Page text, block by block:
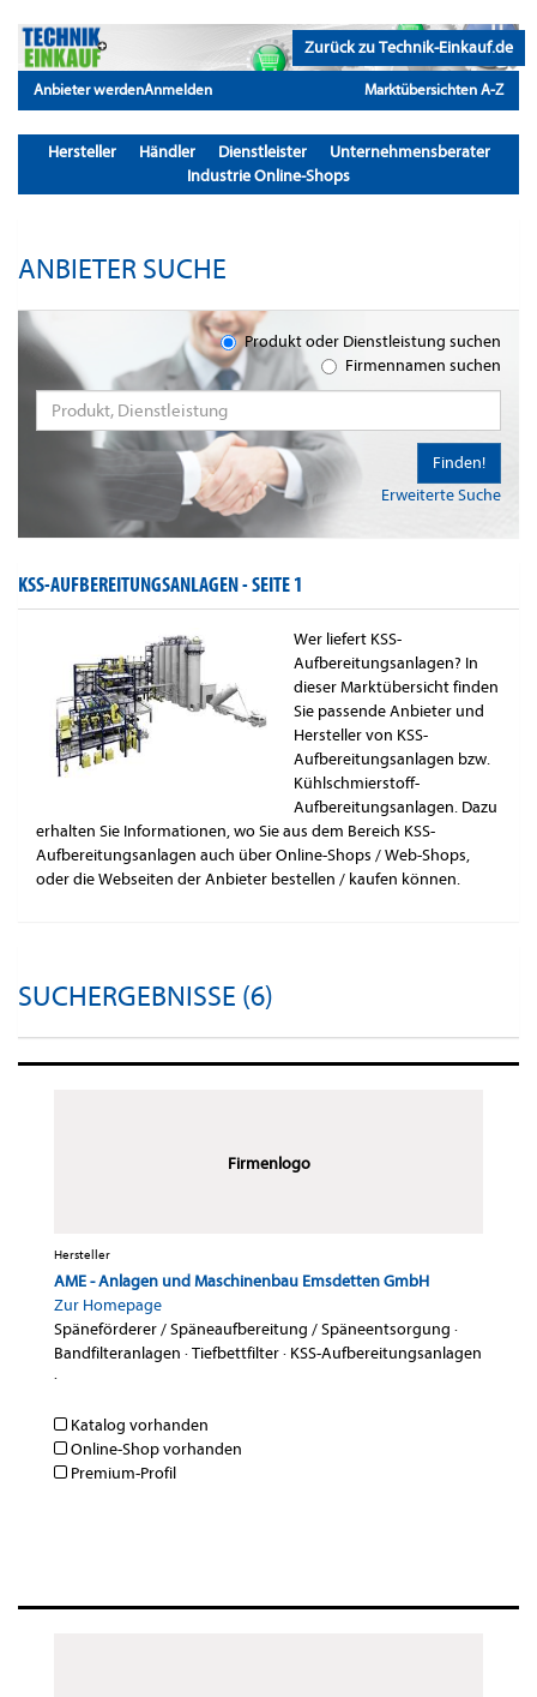
Zurück zu Technik-Einkauf.de
Anbieter werdenAnmelden Marktübersichten A-Z
Hersteller Händler Dienstleister
Unternehmensberater
Industrie Online-Shops
ANBIETER SUCHE
Produkt oder Dienstleistung suchen
Firmennamen suchen
Erweiterte Suche
Finden!
KSS-AUFBEREITUNGSANLAGEN -SEITE 1
Wer liefert KSS-
Aufbereitungsanlagen? In
dieser Marktübersicht finden
Sie passende Anbieter und
Hersteller von KSS-
Aufbereitungsanlagen bzw.
Kühlschmierstoff-
Aufbereitungsanlagen. Dazu
erhalten Sie Informationen, wo Sie aus dem Bereich KSS-
Aufbereitungsanlagen auch über Online-Shops / Web-Shops,
oder die Webseiten der Anbieter bestellen / kaufen können.
SUCHERGEBNISSE (6)
Firmenlogo
Hersteller
AME - Anlagen und Maschinenbau Emsdetten GmbH
Zur Homepage
Späneförderer / Späneaufbereitung / Späneentsorgung ·
Bandfilteranlagen ·Tiefbettfilter· KSS-Aufbereitungsanlagen
·
Katalog vorhanden
Online-Shop vorhanden
Premium-Profil